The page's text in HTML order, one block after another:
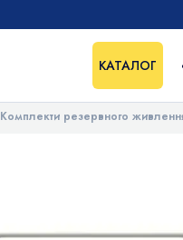
КАТАЛОГ
Комплекти резервного